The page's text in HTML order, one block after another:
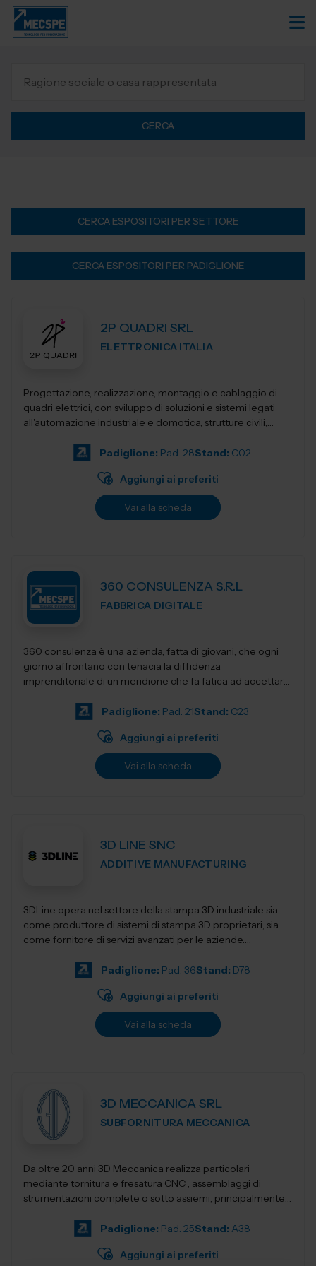
CERCA
CERCA ESPOSITORI PER SETTORE
CERCA ESPOSITORI PER PADIGLIONE
2P QUADRI SRL
ELETTRONICA ITALIA
Progettazione, realizzazione, montaggio e cablaggio di
quadri elettrici, con sviluppo di soluzioni e sistemi legati
all'automazione industriale e domotica, strutture civili,
Padiglione: Pad. 28Stand: C02
Aggiungi ai preferiti
Vai alla scheda
360 CONSULENZA S.R.L
FABBRICA DIGITALE
360 consulenza è una azienda, fatta di giovani, che ogni
giorno affrontano con tenacia la diffidenza
imprenditoriale di un meridione che fa fatica ad accettare
Padiglione: Pad. 21Stand: C23
Aggiungi ai preferiti
Vai alla scheda
3D LINE SNC
ADDITIVE MANUFACTURING
3DLine opera nel settore della stampa 3D industriale sia
come produttore di sistemi di stampa 3D proprietari, sia
come fornitore di servizi avanzati per le aziende.
Padiglione: Pad. 36Stand: D78
Aggiungi ai preferiti
Vai alla scheda
3D MECCANICA SRL
SUBFORNITURA MECCANICA
Da oltre 20 anni 3D Meccanica realizza particolari
mediante tornitura e fresatura CNC , assemblaggi di
strumentazioni complete o sotto assiemi, principalmente
Padiglione: Pad. 25Stand: A38
Aggiungi ai preferiti